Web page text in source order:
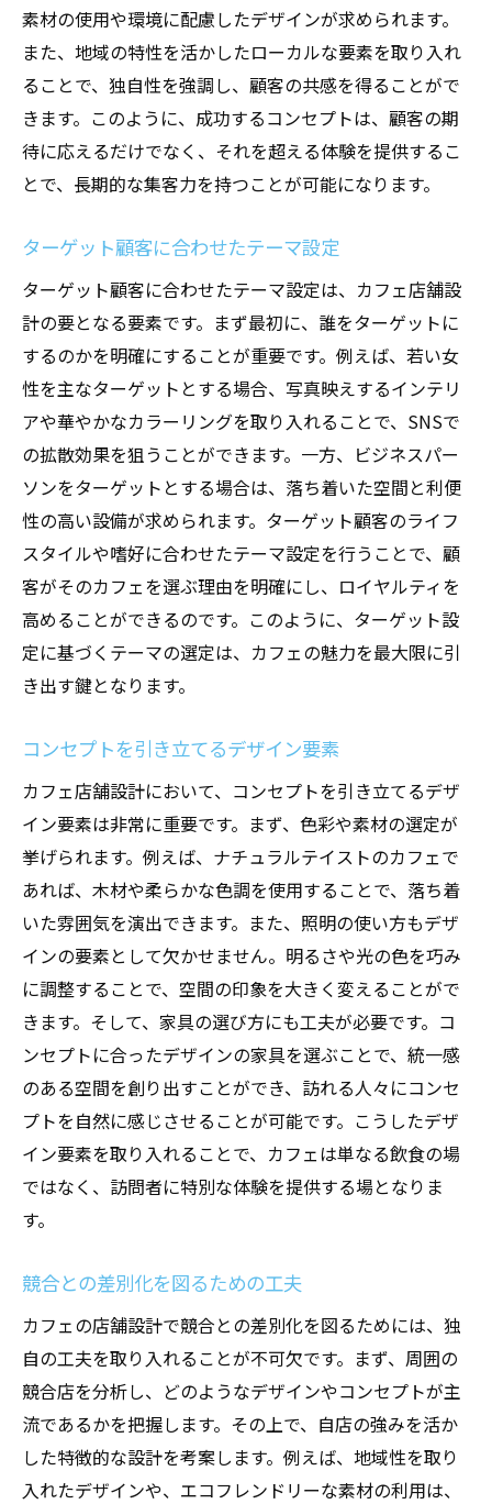
素材の使用や環境に配慮したデザインが求められます。
また、地域の特性を活かしたローカルな要素を取り入れ
ることで、独自性を強調し、顧客の共感を得ることがで
きます。このように、成功するコンセプトは、顧客の期
待に応えるだけでなく、それを超える体験を提供するこ
とで、長期的な集客力を持つことが可能になります。
ターゲット顧客に合わせたテーマ設定
ターゲット顧客に合わせたテーマ設定は、カフェ店舗設
計の要となる要素です。まず最初に、誰をターゲットに
するのかを明確にすることが重要です。例えば、若い女
性を主なターゲットとする場合、写真映えするインテリ
アや華やかなカラーリングを取り入れることで、SNSで
の拡散効果を狙うことができます。一方、ビジネスパー
ソンをターゲットとする場合は、落ち着いた空間と利便
性の高い設備が求められます。ターゲット顧客のライフ
スタイルや嗜好に合わせたテーマ設定を行うことで、顧
客がそのカフェを選ぶ理由を明確にし、ロイヤルティを
高めることができるのです。このように、ターゲット設
定に基づくテーマの選定は、カフェの魅力を最大限に引
き出す鍵となります。
コンセプトを引き立てるデザイン要素
カフェ店舗設計において、コンセプトを引き立てるデザ
イン要素は非常に重要です。まず、色彩や素材の選定が
挙げられます。例えば、ナチュラルテイストのカフェで
あれば、木材や柔らかな色調を使用することで、落ち着
いた雰囲気を演出できます。また、照明の使い方もデザ
インの要素として欠かせません。明るさや光の色を巧み
に調整することで、空間の印象を大きく変えることがで
きます。そして、家具の選び方にも工夫が必要です。コ
ンセプトに合ったデザインの家具を選ぶことで、統一感
のある空間を創り出すことができ、訪れる人々にコンセ
プトを自然に感じさせることが可能です。こうしたデザ
イン要素を取り入れることで、カフェは単なる飲食の場
ではなく、訪問者に特別な体験を提供する場となりま
す。
競合との差別化を図るための工夫
カフェの店舗設計で競合との差別化を図るためには、独
自の工夫を取り入れることが不可欠です。まず、周囲の
競合店を分析し、どのようなデザインやコンセプトが主
流であるかを把握します。その上で、自店の強みを活か
した特徴的な設計を考案します。例えば、地域性を取り
入れたデザインや、エコフレンドリーな素材の利用は、